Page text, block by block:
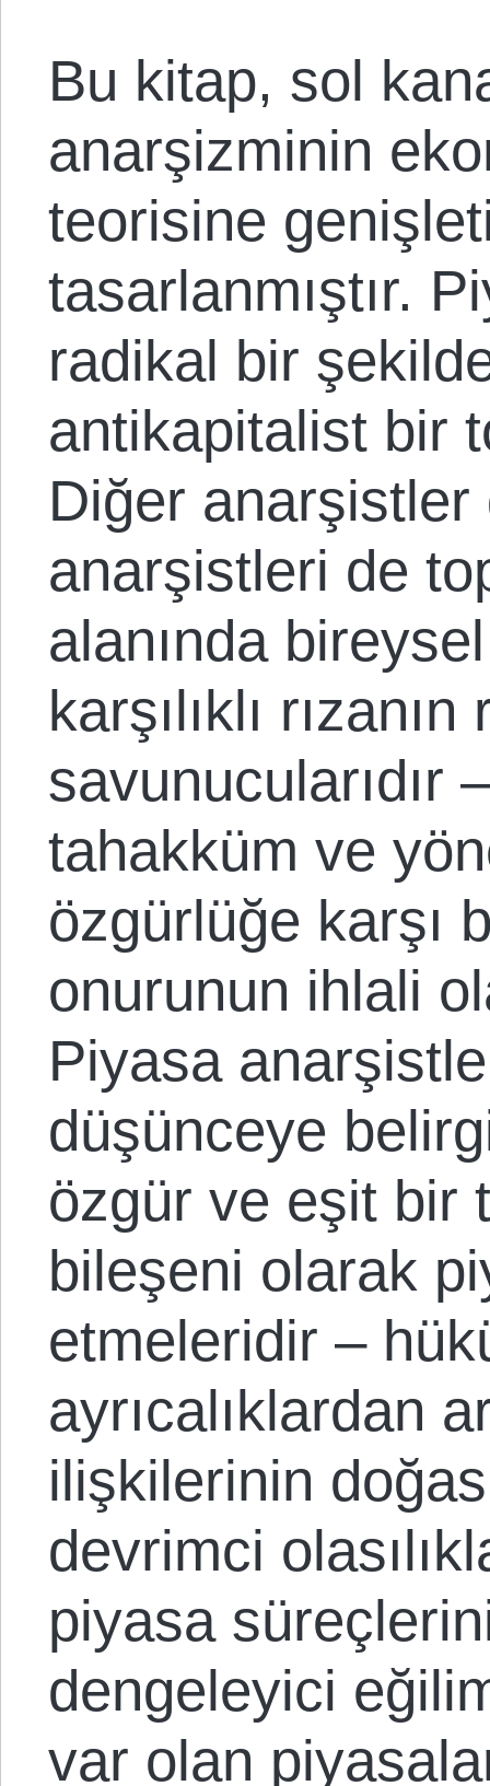
Bu kitap, sol
anarşizminin
teorisine
tasarlanmıştır.
radikal bir
antikapitalist bir
Diğer
anarşistleri de
alanında
karşılıklı
savunucularıdır
tahakküm ve
özgürlüğe karşı
onurunun ihlali
Piyasa
düşünceye
özgür ve eşit bir
bileşeni olarak
etmeleridir –
ayrıcalıklardan
ilişkilerinin
devrimci
piyasa
dengeleyici
var olan